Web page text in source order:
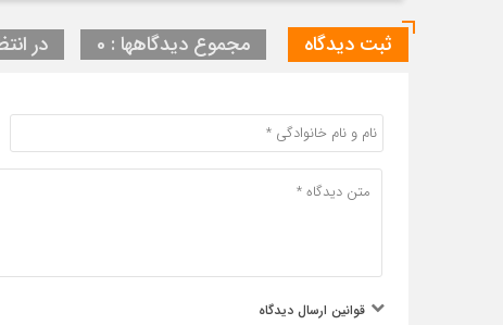
ثبت دیدگاه مجموع دیدگاهها : 0 در
قوانین ارسال دیدگاه